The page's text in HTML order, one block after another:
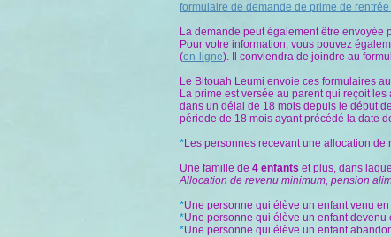
formulaire de demande de prime de
La demande peut également être envoyée
Pour votre information, vous pouvez
(en-ligne). Il conviendra de joindre au
Le Bitouah Leumi envoie ces formulaires
La prime est versée au parent qui reçoit
dans un délai de 18 mois depuis le début
période de 18 mois ayant précédé la date
*Les personnes recevant une allocation
Une famille de 4 enfants et plus, dans
Allocation de revenu minimum, pension
*Une personne qui élève un enfant venu
*Une personne qui élève un enfant
*Une personne qui élève un enfant